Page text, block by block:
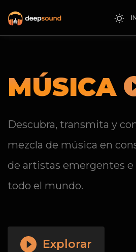
MÚSICA
Descubra, transmita y
mezcla de música en
de artistas emergentes
todo el mundo.
Explorar